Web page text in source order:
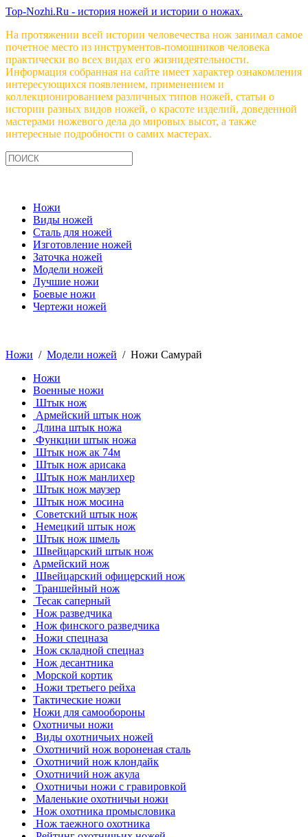
Top-Nozhi.Ru - история ножей и истории о ножах.
На протяжении всей истории человечества нож занимал самое
почетное место из инструментов-помошников человека
практически во всех видах его жизнидеятельности.
Информация собранная на сайте имеет характер ознакомления
интересующихся появлением, применением и
коллекционированием различных типов ножей, статьи о
истории разных видов ножей, о красоте изделий, доведенной
мастерами ножевого дела до мировых высот, а также
интересные подробности о самих мастерах.
Ножи
Виды ножей
Сталь для ножей
Изготовление ножей
Заточка ножей
Модели ножей
Лучшие ножи
Боевые ножи
Чертежи ножей
Ножи / Модели ножей / Ножи Самурай
Ножи
Военные ножи
Штык нож
Армейский штык нож
Длина штык ножа
Функции штык ножа
Штык нож ак 74м
Штык нож арисака
Штык нож манлихер
Штык нож маузер
Штык нож мосина
Советский штык нож
Немецкий штык нож
Штык нож шмель
Швейцарский штык нож
Армейский нож
Швейцарский офицерский нож
Траншейный нож
Тесак саперный
Нож разведчика
Нож финского разведчика
Ножи спецназа
Нож складной спецназ
Нож десантника
Морской кортик
Ножи третьего рейха
Тактические ножи
Ножи для самообороны
Охотничьи ножи
Виды охотничьих ножей
Охотничий нож вороненая сталь
Охотничий нож клондайк
Охотничий нож акула
Охотничьи ножи с гравировкой
Маленькие охотничьи ножи
Нож охотника промысловика
Нож таежного охотника